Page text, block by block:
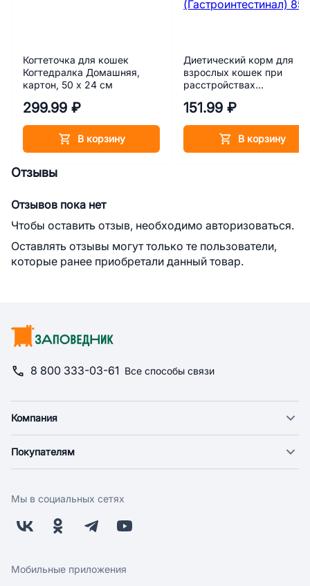
Когтеточка для кошек
Когтедралка Домашняя,
картон, 50 х 24 см
299.99 ₽
В корзину
Диетический корм для
взрослых кошек при
расстройствах
Gastrointestinal
151.99 ₽
В корзину
Отзывы
Отзывов пока нет
Чтобы оставить отзыв, необходимо авторизоваться.
Оставлять отзывы могут только те пользователи,
которые ранее приобретали данный товар.
8 800 333-03-61 Все способы связи
Компания
Новости
Поставщикам
Заводчикам
Обратная связь
Покупателям
Оплата
Бонусная программа
Скидки и акции
Мы в социальных сетях
Мобильные приложения